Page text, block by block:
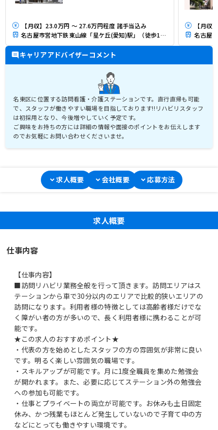
【月収】23.0万円 ～ 27.6万円程度 諸手当込み
名古屋市営地下鉄東山線「星ケ丘(愛知)駅」（徒歩10分）
【月
名古屋
キャリアアドバイザーコメント
名東区に位置する訪問看護・介護ステーションです。直行直帰も可能
で、スタッフが働きやすい職場を目指しております!!リハビリスタッフ
は初採用となり、今後増やしていく予定です。
ご興味をお持ちの方には詳細の情報や面接のポイントをお伝えします
のでお気軽にお問い合わせくださいませ。
求人概要 会社概要 応募方法
求人概要
仕事内容
【仕事内容】
■訪問リハビリ業務全般を行って頂きます。訪問エリアはス
テーションから車で30分以内のエリアで比較的狭いエリアの
訪問になります。利用者様の特徴としては高齢者様だけでな
く障がい者の方が多いので、長く利用者様に携わることが可
能です。
★この求人のおすすめポイント★
・代表の方を始めとしたスタッフの方の雰囲気が非常に良い
です。明るく楽しい雰囲気の職場です。
・スキルアップが可能です。月に1度全職員を集めた勉強会
が開かれます。また、必要に応じてステーション外の勉強会
への参加も可能です。
・仕事とプライベートの両立が可能です。お休みも土日固定
休み、かつ残業もほとんど発生していないので子育て中の方
などにとっても働きやすい環境です。